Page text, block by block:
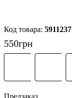
5911237
550грн